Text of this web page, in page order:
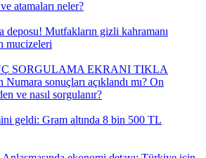
atamaları neler?
deposu! Mutfakların gizli kahramanı
mucizeleri
SORGULAMA EKRANI TIKLA
sonuçları açıklandı mı? On
ve nasıl sorgulanır?
geldi: Gram altında 8 bin 500 TL